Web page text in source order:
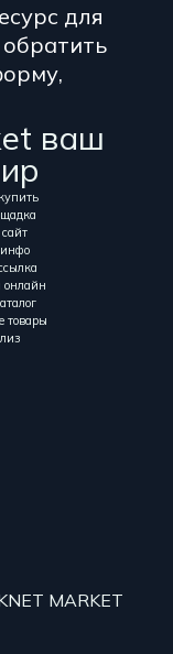
для
ваш
онлайн
товары
MARKET